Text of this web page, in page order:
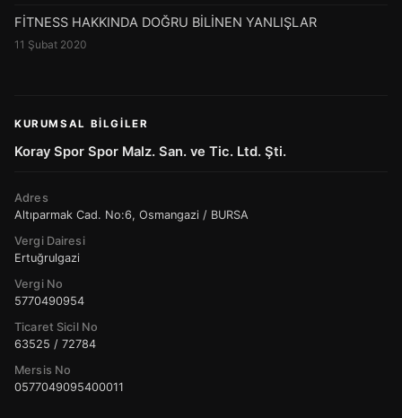
FİTNESS HAKKINDA DOĞRU BİLİNEN YANLIŞLAR
11 Şubat 2020
KURUMSAL BILGILER
Koray Spor Spor Malz. San. ve Tic. Ltd. Şti.
Adres
Altıparmak Cad. No:6, Osmangazi / BURSA
Vergi Dairesi
Ertuğrulgazi
Vergi No
5770490954
Ticaret Sicil No
63525 / 72784
Mersis No
0577049095400011